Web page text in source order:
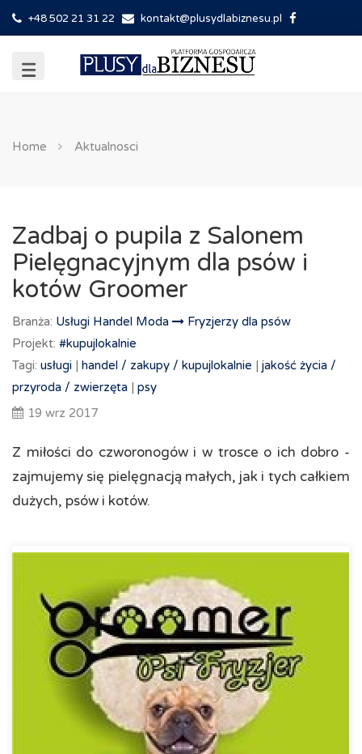
+48 502 21 31 22 kontakt@plusydlabiznesu.pl
Home Aktualnosci
Zadbaj o pupila z Salonem
Pielęgnacyjnym dla psów i
kotów Groomer
Branża: Usługi Handel Moda
Fryzjerzy dla psów
Projekt: #kupujlokalnie
Tagi: usługi | handel / zakupy / kupujlokalnie | jakość życia /
przyroda / zwierzęta | psy
19 wrz 2017
Z miłości do czworonogów i w trosce o ich dobro -
zajmujemy się pielęgnacją małych, jak i tych całkiem
dużych, psów i kotów.